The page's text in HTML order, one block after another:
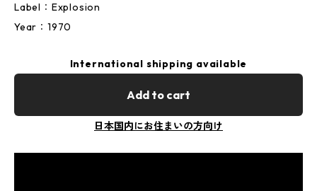
Label：Explosion
Year：1970
International shipping available
Add to cart
日本国内にお住まいの方向け